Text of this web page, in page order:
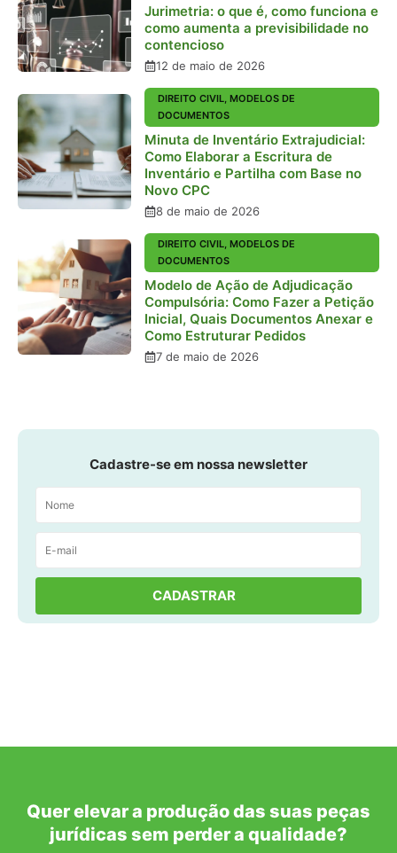
Jurimetria: o que é, como funciona e
como aumenta a previsibilidade no
contencioso
12 de maio de 2026
DIREITO CIVIL, MODELOS DE
DOCUMENTOS
Minuta de Inventário Extrajudicial:
Como Elaborar a Escritura de
Inventário e Partilha com Base no
Novo CPC
8 de maio de 2026
DIREITO CIVIL, MODELOS DE
DOCUMENTOS
Modelo de Ação de Adjudicação
Compulsória: Como Fazer a Petição
Inicial, Quais Documentos Anexar e
Como Estruturar Pedidos
7 de maio de 2026
Cadastre-se em nossa newsletter
Quer elevar a produção das suas peças
jurídicas sem perder a qualidade?